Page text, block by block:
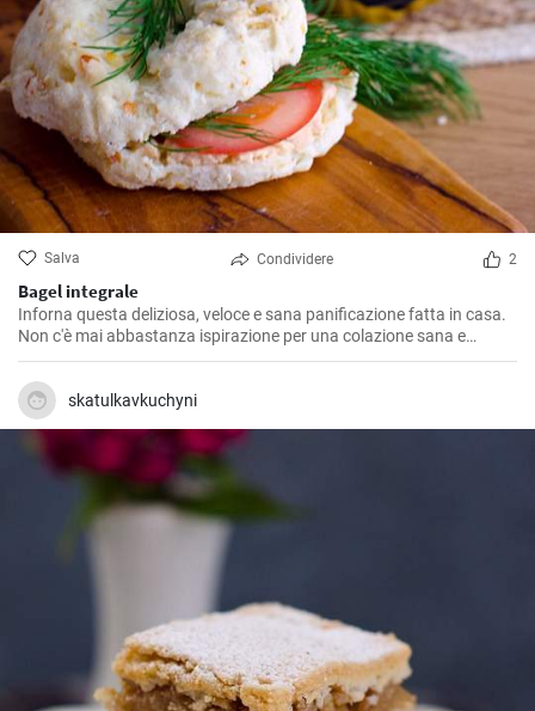
Salva Condividere 2
Bagel integrale
Inforna questa deliziosa, veloce e sana panificazione fatta in casa.
Non c'è mai abbastanza ispirazione per una colazione sana e
gustosa.
skatulkavkuchyni